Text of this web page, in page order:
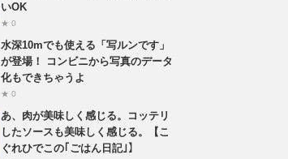
いOK
★ 0
水深10mでも使える「写ルンです」
が登場！ コンビニから写真のデータ
化もできちゃうよ
★ 0
あ、肉が美味しく感じる。コッテリ
したソースも美味しく感じる。【こ
ぐれひでこの｢ごはん日記｣】